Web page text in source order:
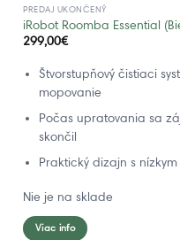
PREDAJ UKONČENÝ
iRobot Roomba Essential
299,00€
Štvorstupňový čistiaci
mopovanie
Počas upratovania sa
skončil
Praktický dizajn s
Nie je na sklade
Viac info